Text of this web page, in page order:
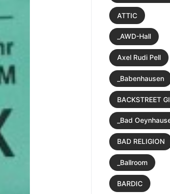
ATTIC
_AWD-Hall
Axel Rudi Pell
_Babenhausen
BACKSTREET
_Bad
BAD RELIGION
_Ballroom
BARDIC